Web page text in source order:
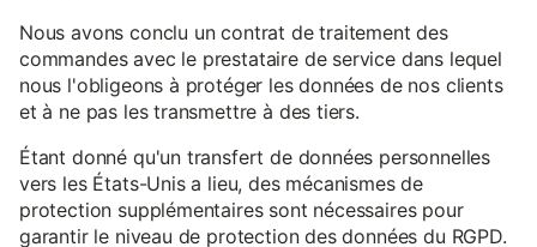
Nous avons conclu un contrat de traitement des
commandes avec le prestataire de service dans lequel
nous l'obligeons à protéger les données de nos clients
et à ne pas les transmettre à des tiers.
Étant donné qu'un transfert de données personnelles
vers les États-Unis a lieu, des mécanismes de
protection supplémentaires sont nécessaires pour
garantir le niveau de protection des données du RGPD.